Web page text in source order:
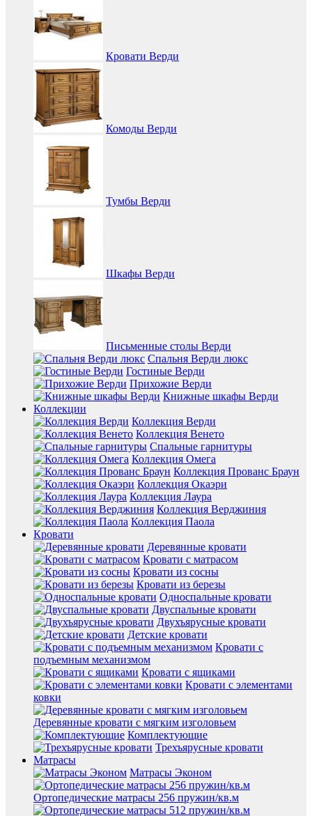
Кровати Верди
Комоды Верди
Тумбы Верди
Шкафы Верди
Письменные столы Верди
Спальня Верди люкс
Гостиные Верди
Прихожие Верди
Книжные шкафы Верди
Коллекции
Коллекция Верди
Коллекция Венето
Спальные гарнитуры
Коллекция Омега
Коллекция Прованс Браун
Коллекция Окаэри
Коллекция Лаура
Коллекция Верджиния
Коллекция Паола
Кровати
Деревянные кровати
Кровати с матрасом
Кровати из сосны
Кровати из березы
Односпальные кровати
Двуспальные кровати
Двухъярусные кровати
Детские кровати
Кровати с
подъемным механизмом
Кровати с ящиками
Кровати с элементами
ковки
Деревянные кровати с мягким изголовьем
Комплектующие
Трехъярусные кровати
Матрасы
Матрасы Эконом
Ортопедические матрасы 256 пружин/кв.м